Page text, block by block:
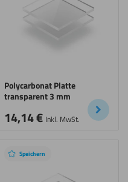
Polycarbonat Platte
transparent 3 mm
14,14€ Inkl. MwSt.
Speichern